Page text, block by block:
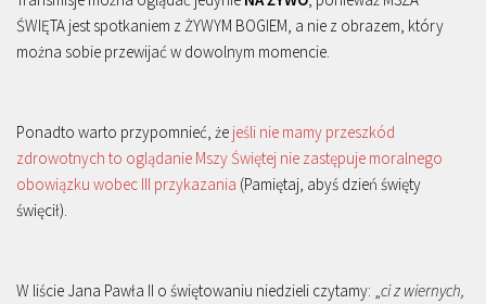
ŚWIĘTA jest spotkaniem z ŻYWYM BOGIEM, a nie z obrazem, który
można sobie przewijać w dowolnym momencie.
Ponadto warto przypomnieć, że jeśli nie mamy przeszkód
zdrowotnych to oglądanie Mszy Świętej nie zastępuje moralnego
obowiązku wobec III przykazania (Pamiętaj, abyś dzień święty
święcił).
W liście Jana Pawła II o świętowaniu niedzieli czytamy: „ ci z wiernych,